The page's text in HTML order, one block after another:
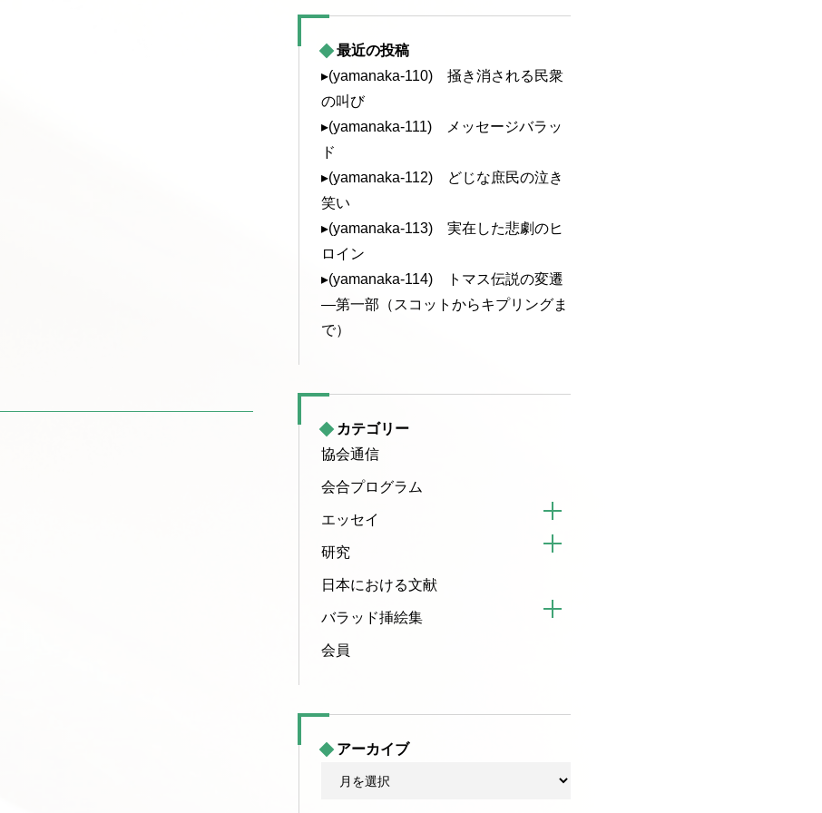
最近の投稿
▸(yamanaka-110) 掻き消される民衆
の叫び
▸(yamanaka-111) メッセージバラッ
ド
▸(yamanaka-112) どじな庶民の泣き
笑い
▸(yamanaka-113) 実在した悲劇のヒ
ロイン
▸(yamanaka-114) トマス伝説の変遷
—第一部（スコットからキプリングま
で）
カテゴリー
協会通信
会合プログラム
エッセイ
研究
日本における文献
バラッド挿絵集
会員
アーカイブ